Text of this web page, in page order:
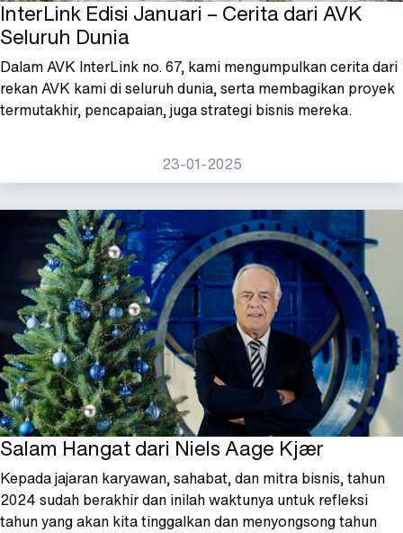
InterLink Edisi Januari – Cerita dari AVK
Seluruh Dunia
Dalam AVK InterLink no. 67, kami mengumpulkan cerita dari
rekan AVK kami di seluruh dunia, serta membagikan proyek
termutakhir, pencapaian, juga strategi bisnis mereka.
23-01-2025
Salam Hangat dari Niels Aage Kjær
Kepada jajaran karyawan, sahabat, dan mitra bisnis, tahun
2024 sudah berakhir dan inilah waktunya untuk refleksi
tahun yang akan kita tinggalkan dan menyongsong tahun